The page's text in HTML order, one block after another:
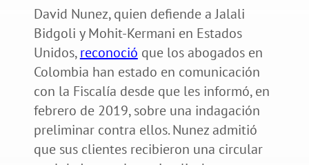
David Nunez, quien defiende a Jalali
Bidgoli y Mohit-Kermani en Estados
Unidos,reconoció que los abogados en
Colombia han estado en comunicación
con la Fiscalía desde que les informó, en
febrero de 2019, sobre una indagación
preliminar contra ellos. Nunez admitió
que sus clientes recibieron una circular